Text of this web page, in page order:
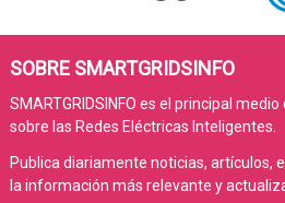
SOBRE SMARTGRIDSINFO
SMARTGRIDSINFO es el principal
sobre las Redes Eléctricas Inteligentes.
Publica diariamente noticias, artículos,
la información más relevante y